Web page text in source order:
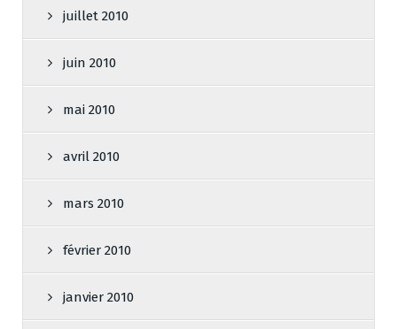
juillet 2010
juin 2010
mai 2010
avril 2010
mars 2010
février 2010
janvier 2010